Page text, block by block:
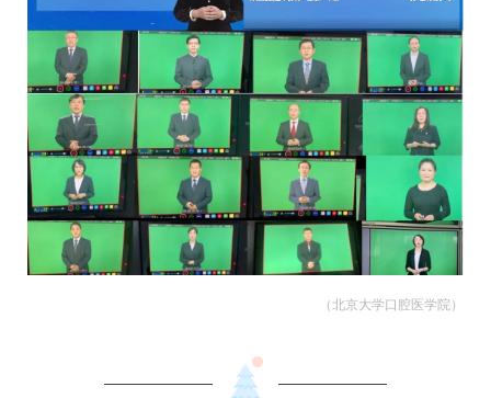
（北京大学口腔医学院）